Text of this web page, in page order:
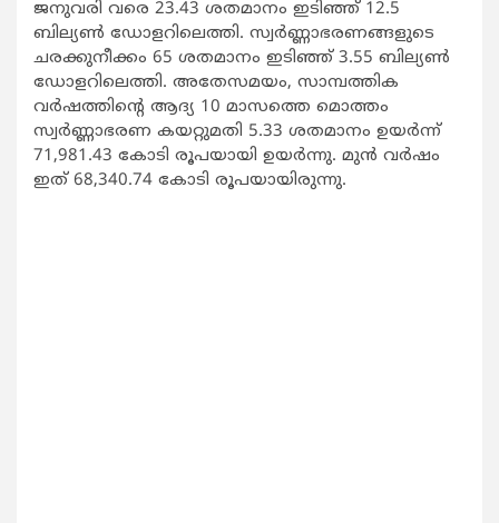
ജനുവരി വരെ 23.43 ശതമാനം ഇടിഞ്ഞ് 12.5
ബില്യണ്‍ ഡോളറിലെത്തി. സ്വര്‍ണ്ണാഭരണങ്ങളുടെ
ചരക്കുനീക്കം 65 ശതമാനം ഇടിഞ്ഞ് 3.55 ബില്യണ്‍
ഡോളറിലെത്തി. അതേസമയം, സാമ്പത്തിക
വര്‍ഷത്തിന്‍റെ ആദ്യ 10 മാസത്തെ മൊത്തം
സ്വര്‍ണ്ണാഭരണ കയറ്റുമതി 5.33 ശതമാനം ഉയര്‍ന്ന്
71,981.43 കോടി രൂപയായി ഉയര്‍ന്നു. മുന്‍ വര്‍ഷം
ഇത് 68,340.74 കോടി രൂപയായിരുന്നു.